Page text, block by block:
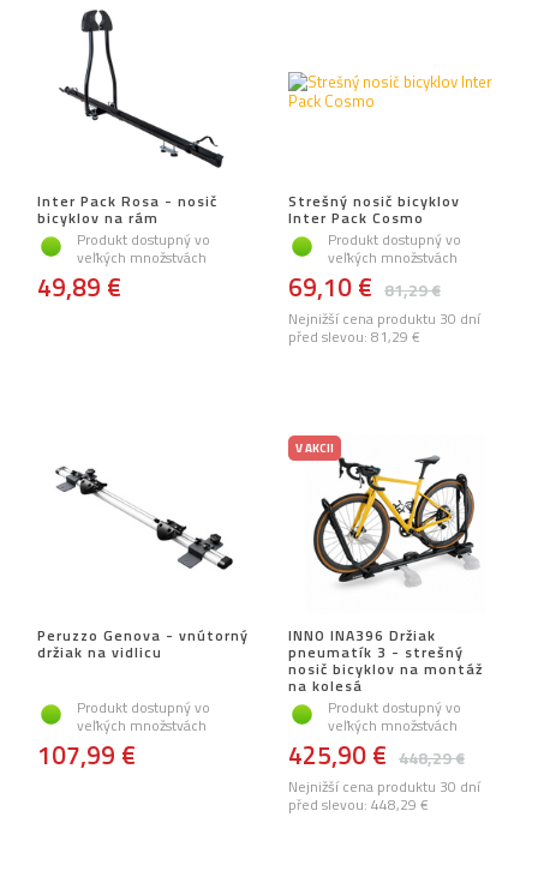
Inter Pack Rosa - nosič
bicyklov na rám
Produkt dostupný vo
veľkých množstvách
49,89 €
Strešný nosič bicyklov
Inter Pack Cosmo
Produkt dostupný vo
veľkých množstvách
81,29 €
69,10 €
Nejnižší cena produktu 30 dní
před slevou: 81,29 €
Peruzzo Genova - vnútorný
držiak na vidlicu
Produkt dostupný vo
veľkých množstvách
107,99 €
V AKCII
INNO INA396 Držiak
pneumatík 3 - strešný
nosič bicyklov na montáž
na kolesá
Produkt dostupný vo
veľkých množstvách
448,29 €
425,90 €
Nejnižší cena produktu 30 dní
před slevou: 448,29 €